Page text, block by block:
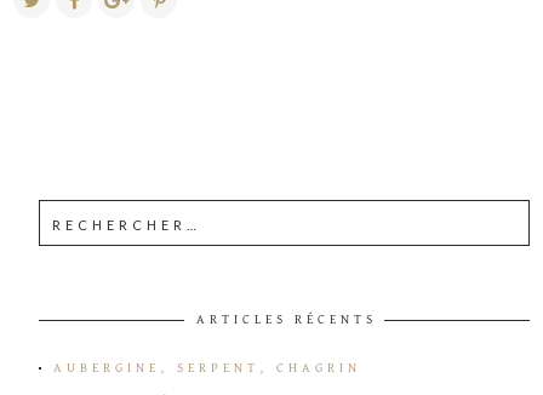
ARTICLES RÉCENTS
AUBERGINE, SERPENT, CHAGRIN